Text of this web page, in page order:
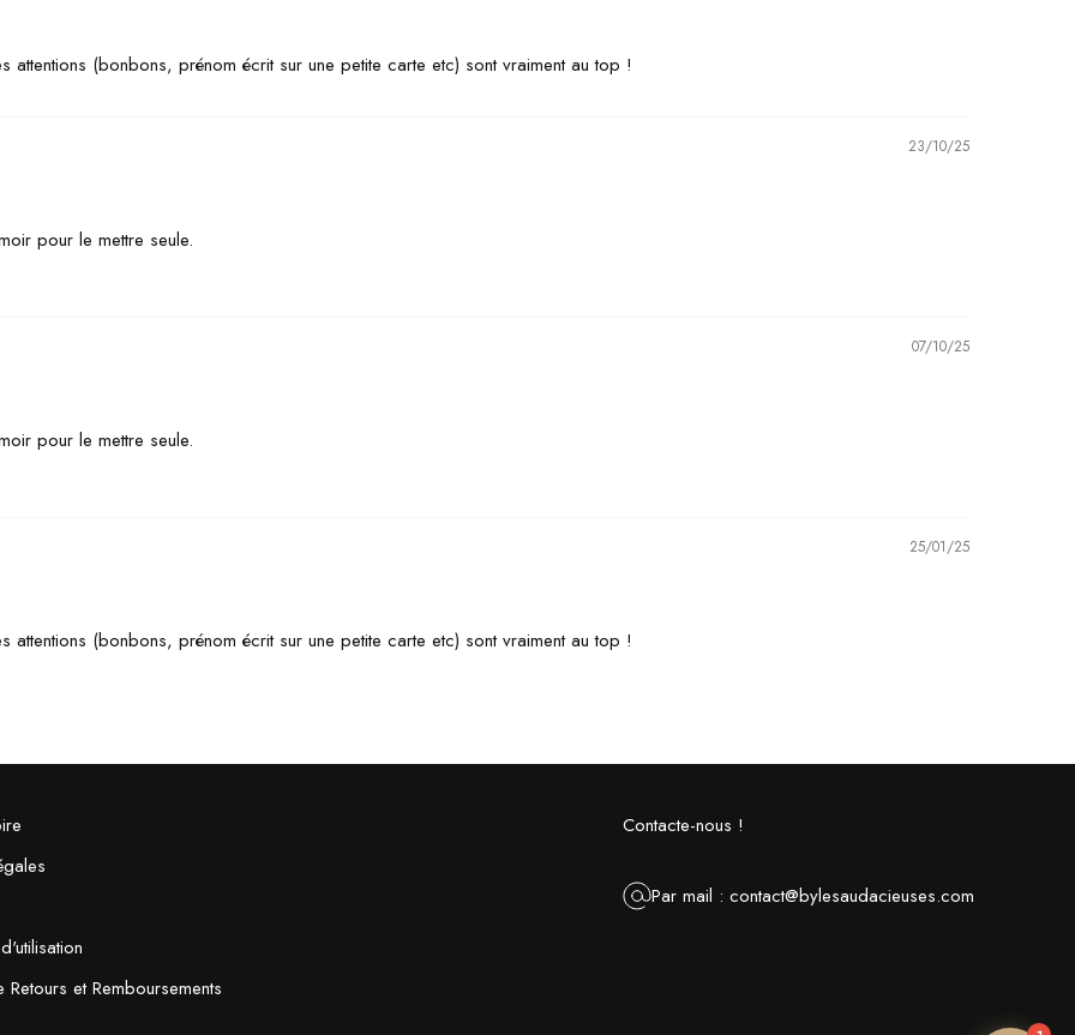
attentions (bonbons, prénom écrit sur une petite carte etc) sont vraiment au top !
23/10/25
pour le mettre seule.
07/10/25
pour le mettre seule.
25/01/25
attentions (bonbons, prénom écrit sur une petite carte etc) sont vraiment au top !
Retours et Remboursements
Contacte-nous !
Par mail : contact@bylesaudacieuses.com